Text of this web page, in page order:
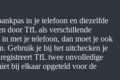
in je telefoon en diezelfde
door TfL als verschillende
met je telefoon, dan moet je ook
Gebruik je bij het uitchecken je
TfL twee onvolledige
bij elkaar opgeteld voor de